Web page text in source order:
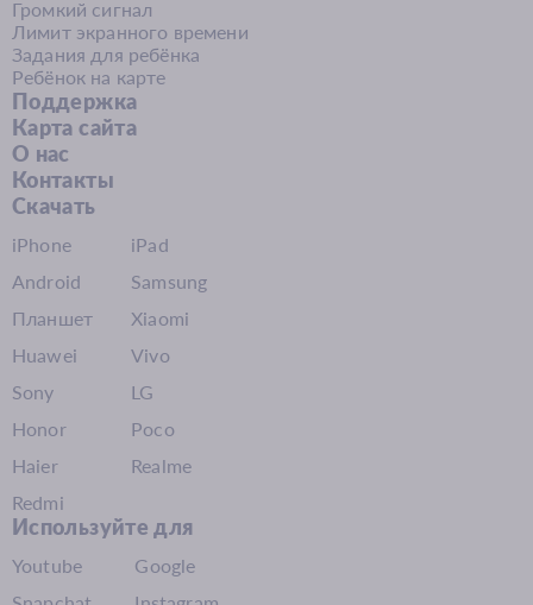
Громкий сигнал
Лимит экранного времени
Задания для ребёнка
Ребёнок на карте
Поддержка
Карта сайта
О нас
Контакты
Скачать
iPhone
iPad
Android
Samsung
Планшет
Xiaomi
Huawei
Vivo
Sony
LG
Honor
Poco
Haier
Realme
Redmi
Используйте для
Youtube
Google